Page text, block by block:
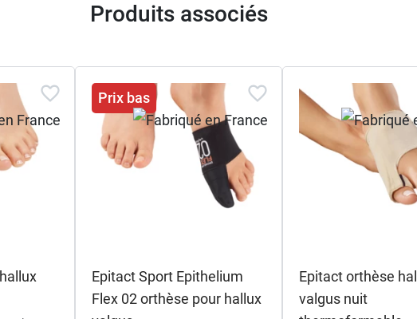
Produits associés
Prix bas
Epitact Sport Epithelium
Flex 02 orthèse pour hallux
Epitact orthèse
valgus nuit